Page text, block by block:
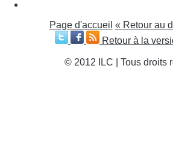
Page d'accueil « Retour au
Retour à la
© 2012 ILC | Tous droits